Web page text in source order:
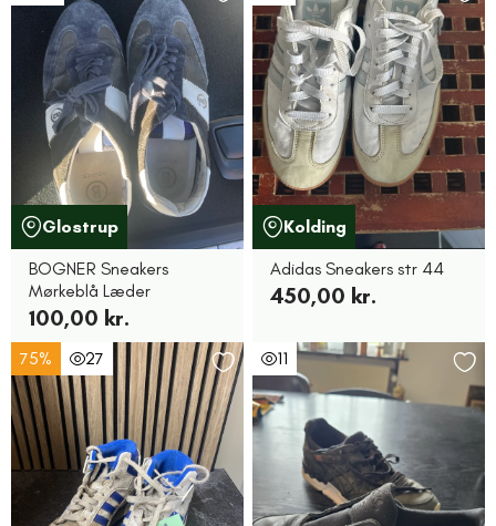
Glostrup
BOGNER Sneakers
Mørkeblå Læder
100,00 kr.
Kolding
Adidas Sneakers str 44
450,00 kr.
75% 27 11